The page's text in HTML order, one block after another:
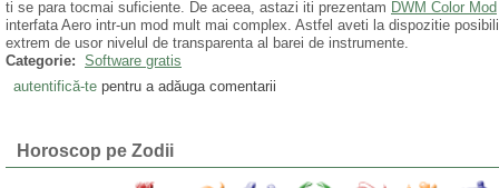
ti se para tocmai suficiente. De aceea, astazi iti prezentam DWM Color Mod
interfata Aero intr-un mod mult mai complex. Astfel aveti la dispozitie
extrem de usor nivelul de transparenta al barei de instrumente.
Categorie: Software gratis
autentifică-tepentru a adăuga comentarii
Horoscop pe Zodii